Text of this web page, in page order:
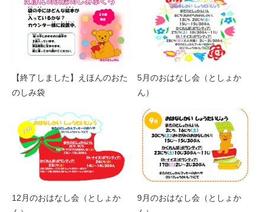
【終了しました】えほんのおた
のしみ袋
5月のおはなし会（としょか
ん）
12月のおはなし会（としょか
9月のおはなし会（としょか